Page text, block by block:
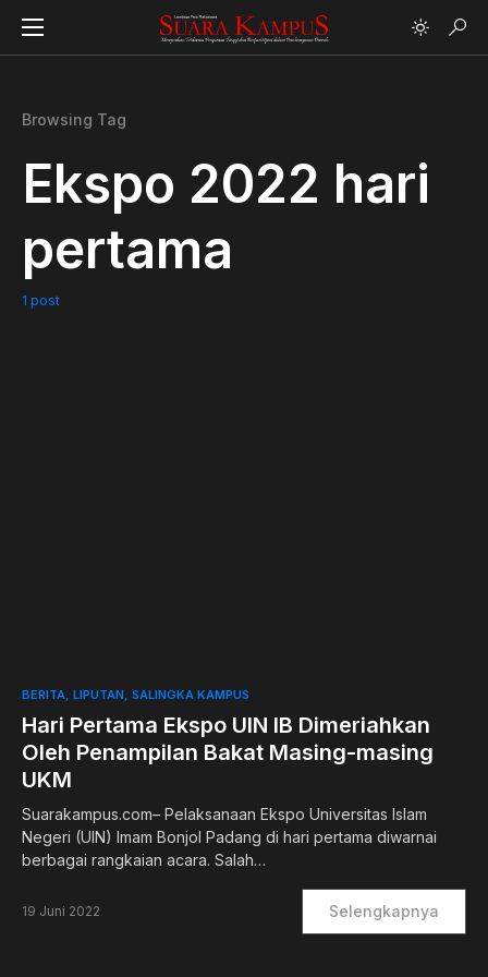
Browsing Tag
Ekspo 2022 hari
pertama
1 post
BERITA LIPUTAN SALINGKA KAMPUS
Hari Pertama Ekspo UIN IB Dimeriahkan
Oleh Penampilan Bakat Masing-masing
UKM
Suarakampus.com– Pelaksanaan Ekspo Universitas Islam
Negeri (UIN) Imam Bonjol Padang di hari pertama diwarnai
berbagai rangkaian acara. Salah…
19 Juni 2022 Selengkapnya